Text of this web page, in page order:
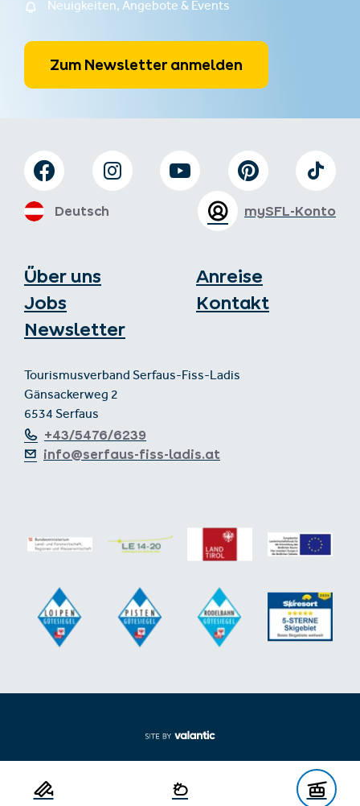
Neuigkeiten, Angebote & Events
Zum Newsletter anmelden
Über uns
Jobs
Newsletter
Anreise
Kontakt
Tourismusverband Serfaus-Fiss-Ladis
Gänsackerweg 2
6534 Serfaus
+43/5476/6239
info@serfaus-fiss-ladis.at
mySFL-Konto
Deutsch